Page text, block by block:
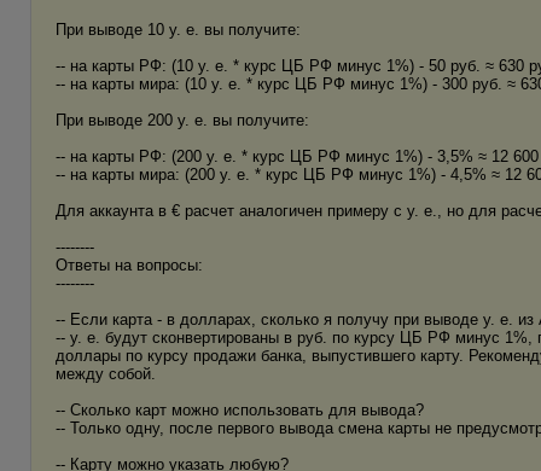
При выводе 10 у. е. вы получите:
-- на карты РФ: (10 у. е. * курс ЦБ РФ минус 1%) - 50 руб. ≈ 630
-- на карты мира: (10 у. е. * курс ЦБ РФ минус 1%) - 300 руб. ≈
При выводе 200 у. е. вы получите:
-- на карты РФ: (200 у. е. * курс ЦБ РФ минус 1%) - 3,5% ≈ 12 600
-- на карты мира: (200 у. е. * курс ЦБ РФ минус 1%) - 4,5% ≈ 12
Для аккаунта в € расчет аналогичен примеру с у. е., но для
--------
Ответы на вопросы:
--------
-- Если карта - в долларах, сколько я получу при выводе у. е. из
-- у. е. будут сконвертированы в руб. по курсу ЦБ РФ минус 1%,
доллары по курсу продажи банка, выпустившего карту.
между собой.
-- Сколько карт можно использовать для вывода?
-- Только одну, после первого вывода смена карты не
-- Карту можно указать любую?